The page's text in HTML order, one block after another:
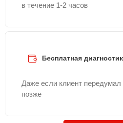
в течение 1-2 часов
Бесплатная
Даже если клиент
позже